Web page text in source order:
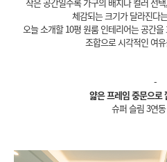
체감되는 크기가 달라진다
오늘 소개할 10평 원룸 인테리어는 공간
조합으로 시각적인 여
-
얇은 프레임 중문으로
슈퍼 슬림 3연